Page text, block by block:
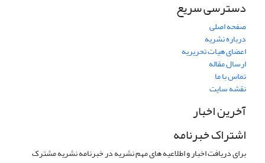
دسترسی سریع
صفحه اصلی
درباره نشریه
اعضای هیات تحریریه
ارسال مقاله
تماس با ما
نقشه سایت
آخرین اخبار
اشتراک خبرنامه
برای دریافت اخبار و اطلاعیه های مهم نشریه در خبرنامه نشریه مشترک